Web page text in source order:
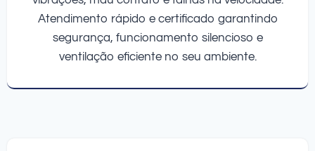
Atendimento rápido e certificado garantindo
segurança, funcionamento silencioso e
ventilação eficiente no seu ambiente.